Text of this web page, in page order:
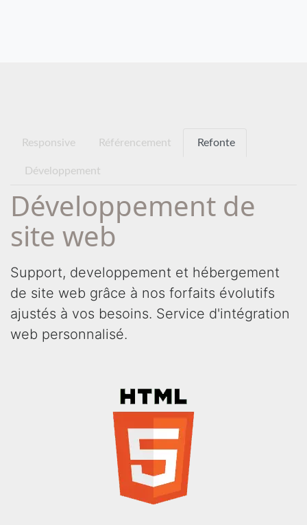
Responsive Référencement Refonte
Développement
Développement de
site web
Support, developpement et hébergement
de site web grâce à nos forfaits évolutifs
ajustés à vos besoins. Service d'intégration
web personnalisé.